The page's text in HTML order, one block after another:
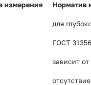
измерения Норматив
для
ГОСТ 31356
зависит